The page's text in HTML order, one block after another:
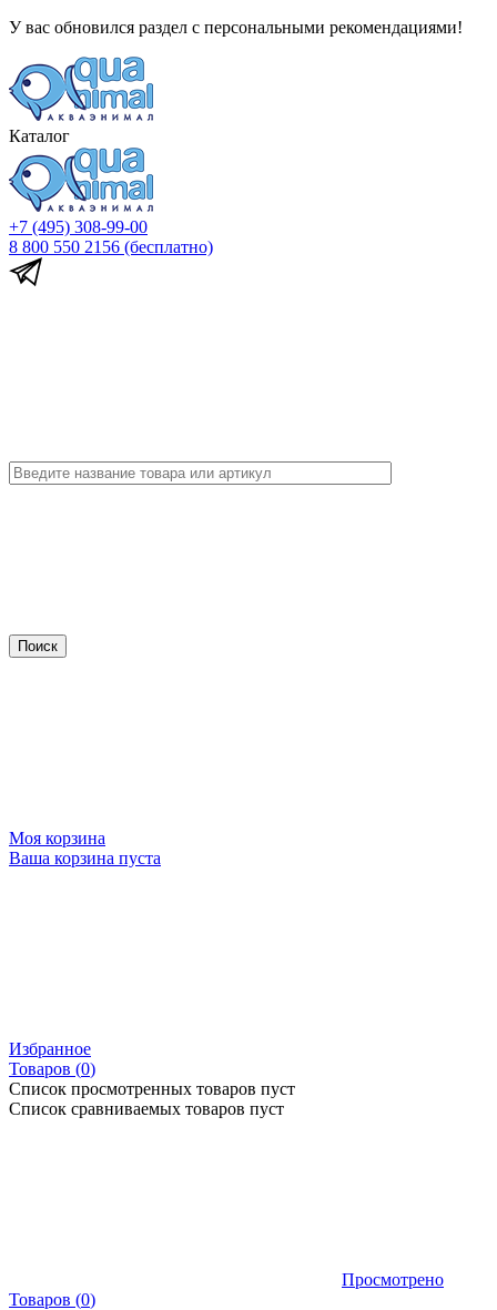
У вас обновился раздел с персональными рекомендациями!
Каталог
+7 (495) 308-99-00
8 800 550 2156 (бесплатно)
Моя корзина
Ваша корзина пуста
Избранное
Товаров (0)
Список просмотренных товаров пуст
Список сравниваемых товаров пуст
Просмотрено
Товаров (0)